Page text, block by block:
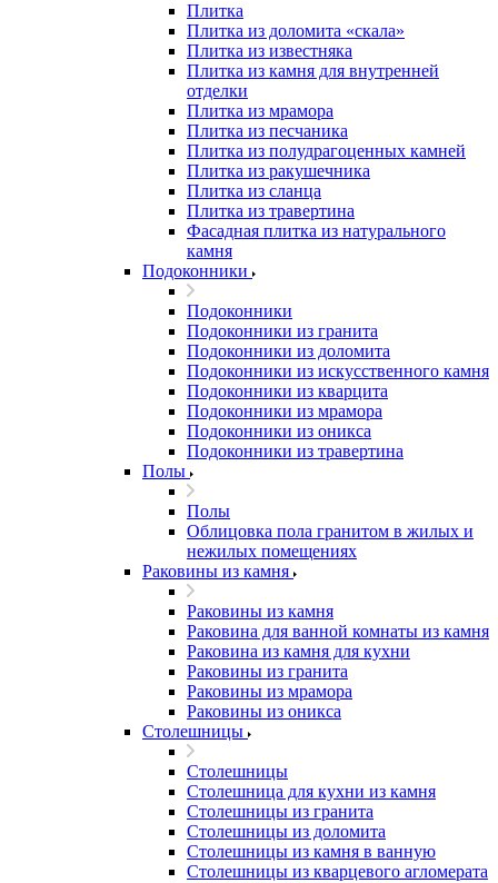
Плитка
Плитка из доломита «скала»
Плитка из известняка
Плитка из камня для внутренней
отделки
Плитка из мрамора
Плитка из песчаника
Плитка из полудрагоценных камней
Плитка из ракушечника
Плитка из сланца
Плитка из травертина
Фасадная плитка из натурального
камня
Подоконники
Подоконники
Подоконники из гранита
Подоконники из доломита
Подоконники из искусственного камня
Подоконники из кварцита
Подоконники из мрамора
Подоконники из оникса
Подоконники из травертина
Полы
Полы
Облицовка пола гранитом в жилых и
нежилых помещениях
Раковины из камня
Раковины из камня
Раковина для ванной комнаты из камня
Раковина из камня для кухни
Раковины из гранита
Раковины из мрамора
Раковины из оникса
Столешницы
Столешницы
Столешница для кухни из камня
Столешницы из гранита
Столешницы из доломита
Столешницы из камня в ванную
Столешницы из кварцевого агломерата